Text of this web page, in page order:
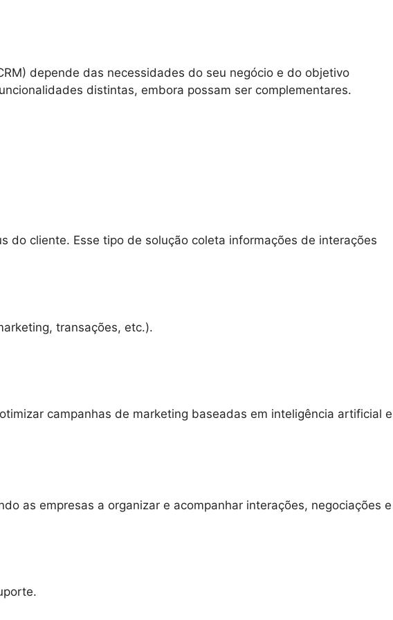
depende das necessidades do seu negócio e do objetivo
distintas, embora possam ser complementares.
cliente. Esse tipo de solução coleta informações de interações
transações, etc.).
campanhas de marketing baseadas em inteligência artificial e
as empresas a organizar e acompanhar interações, negociações e